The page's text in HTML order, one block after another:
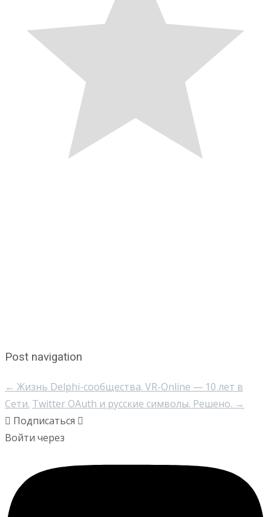
Post navigation
← Жизнь Delphi-сообщества. VR-Online — 10 лет в
Сети. Twitter OAuth и русские символы. Решено. →
Подписаться
Войти через